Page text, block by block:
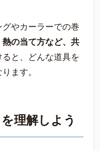
やカーラーでの巻
の当て方など、共
ると、どんな道具を
ます。
理解しよう